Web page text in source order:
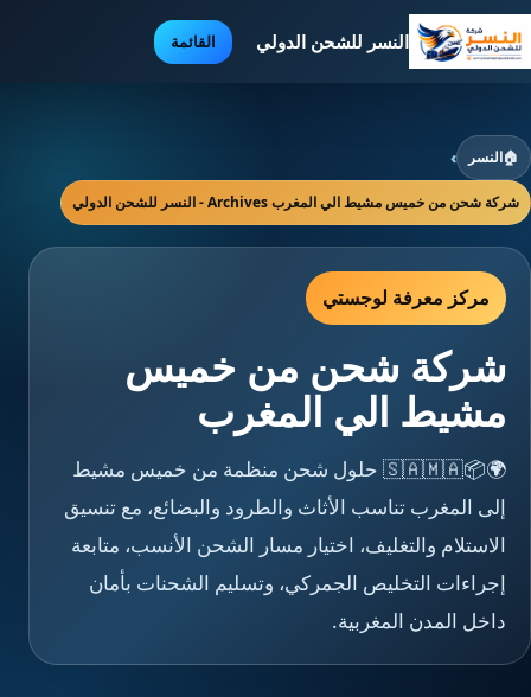
النسر للشحن الدولي القائمة
🏠النسر ›
شركة شحن من خميس مشيط الي المغرب Archives - النسر للشحن الدولي
مركز معرفة لوجستي
شركة شحن من خميس
مشيط الي المغرب
🌍📦🇸🇦🇲🇦 حلول شحن منظمة من خميس مشيط
إلى المغرب تناسب الأثاث والطرود والبضائع، مع تنسيق
الاستلام والتغليف، اختيار مسار الشحن الأنسب، متابعة
إجراءات التخليص الجمركي، وتسليم الشحنات بأمان
داخل المدن المغربية.